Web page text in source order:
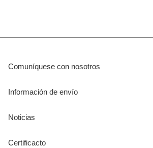
Comuníquese con nosotros
Información de envío
Noticias
Certificacto